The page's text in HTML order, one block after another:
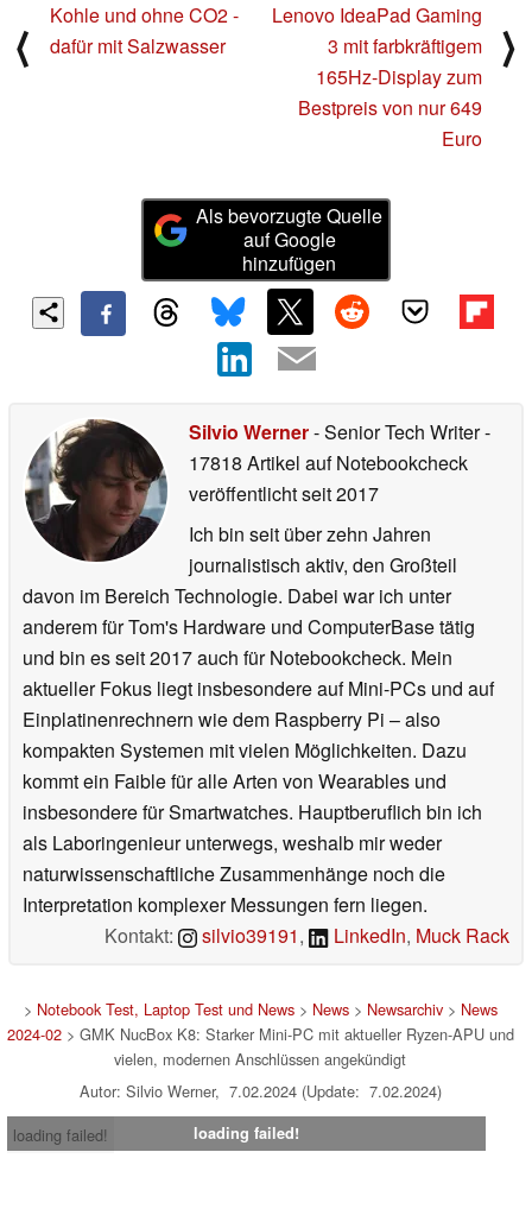
⟨
Kohle und ohne CO2 -
dafür mit Salzwasser
Lenovo IdeaPad Gaming
3 mit farbkräftigem
165Hz-Display zum
Bestpreis von nur 649
Euro
⟩
Als bevorzugte Quelle
auf Google
hinzufügen
Silvio Werner- Senior Tech Writer-
17818 Artikel auf Notebookcheck
veröffentlichtseit 2017
Ich bin seit über zehn Jahren
journalistisch aktiv, den Großteil
davon im Bereich Technologie. Dabei war ich unter
anderem für Tom's Hardware und ComputerBase tätig
und bin es seit 2017 auch für Notebookcheck. Mein
aktueller Fokus liegt insbesondere auf Mini-PCs und auf
Einplatinenrechnern wie dem Raspberry Pi – also
kompakten Systemen mit vielen Möglichkeiten. Dazu
kommt ein Faible für alle Arten von Wearables und
insbesondere für Smartwatches. Hauptberuflich bin ich
als Laboringenieur unterwegs, weshalb mir weder
naturwissenschaftliche Zusammenhänge noch die
Interpretation komplexer Messungen fern liegen.
Kontakt:
silvio39191, LinkedIn, Muck Rack
> Notebook Test, Laptop Test und News> News> Newsarchiv> News
2024-02> GMK NucBox K8: Starker Mini-PC mit aktueller Ryzen-APU und
vielen, modernen Anschlüssen angekündigt
Autor: Silvio Werner, 7.02.2024 (Update: 7.02.2024)
loading failed!
loading failed!